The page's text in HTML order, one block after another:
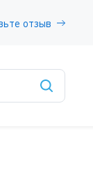
отзыв